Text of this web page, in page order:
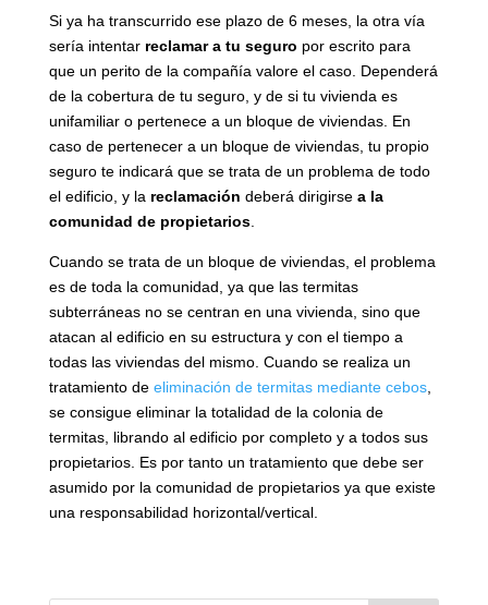
Si ya ha transcurrido ese plazo de 6 meses, la otra vía
sería intentar reclamar a tu seguro por escrito para
que un perito de la compañía valore el caso. Dependerá
de la cobertura de tu seguro, y de si tu vivienda es
unifamiliar o pertenece a un bloque de viviendas. En
caso de pertenecer a un bloque de viviendas, tu propio
seguro te indicará que se trata de un problema de todo
el edificio, y la reclamación deberá dirigirse a la
comunidad de propietarios.
Cuando se trata de un bloque de viviendas, el problema
es de toda la comunidad, ya que las termitas
subterráneas no se centran en una vivienda, sino que
atacan al edificio en su estructura y con el tiempo a
todas las viviendas del mismo. Cuando se realiza un
tratamiento de eliminación de termitas mediante cebos,
se consigue eliminar la totalidad de la colonia de
termitas, librando al edificio por completo y a todos sus
propietarios. Es por tanto un tratamiento que debe ser
asumido por la comunidad de propietarios ya que existe
una responsabilidad horizontal/vertical.